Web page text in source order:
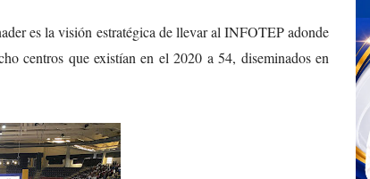
es la visión estratégica de llevar al INFOTEP adonde
centros que existían en el 2020 a 54, diseminados en